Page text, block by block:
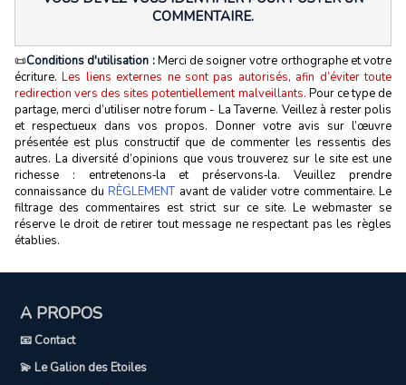
COMMENTAIRE.
📜Conditions d'utilisation :Merci de soigner votre orthographe et votre
écriture.Les liens externes ne sont pas autorisés, afin d’éviter toute
redirection vers des sites potentiellement malveillants. Pour ce type de
partage, merci d’utiliser notre forum - La Taverne. Veillez à rester polis
et respectueux dans vos propos. Donner votre avis sur l’œuvre
présentée est plus constructif que de commenter les ressentis des
autres. La diversité d’opinions que vous trouverez sur le site est une
richesse : entretenons‑la et préservons‑la. Veuillez prendre
connaissance du RÈGLEMENTavant de valider votre commentaire. Le
filtrage des commentaires est strict sur ce site. Le webmaster se
réserve le droit de retirer tout message ne respectant pas les règles
établies.
A PROPOS
📧 Contact
💫 Le Galion des Etoiles